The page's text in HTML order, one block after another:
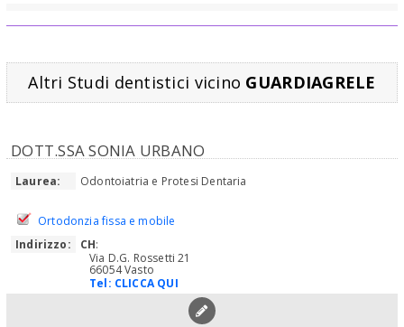
Altri Studi dentistici vicino GUARDIAGRELE
DOTT.SSA SONIA URBANO
Laurea: Odontoiatria e Protesi Dentaria
Ortodonzia fissa e mobile
Indirizzo:
CH:
Via D.G. Rossetti 21
66054 Vasto
Tel: CLICCA QUI